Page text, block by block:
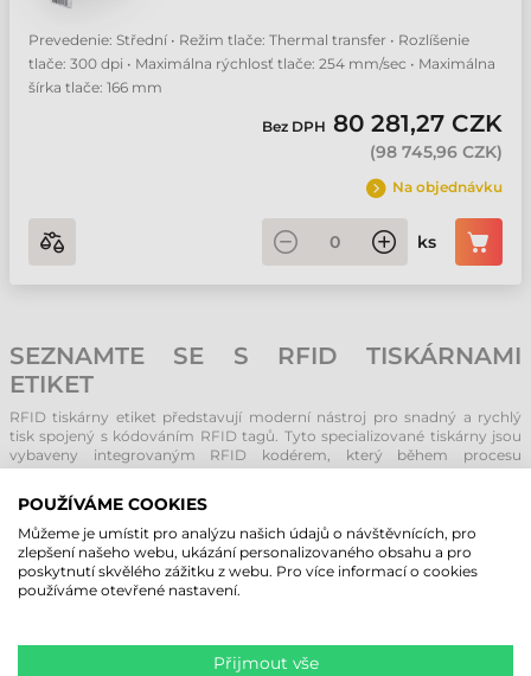
Prevedenie: Střední • Režim tlače: Thermal transfer • Rozlíšenie
tlače: 300 dpi • Maximálna rýchlosť tlače: 254 mm/sec • Maximálna
šírka tlače: 166 mm
Bez DPH 80 281,27 CZK
(98 745,96 CZK)
Na objednávku
ks
SEZNAMTE SE S RFID TISKÁRNAMI
ETIKET
RFID tiskárny etiket představují moderní nástroj pro snadný a rychlý
tisk spojený s kódováním RFID tagů. Tyto specializované tiskárny jsou
vybaveny integrovaným RFID kodérem, který během procesu
termotransferového tisku současně zapisuje data přímo do čipu
umístěného v RFID etiketě.
technologii zpřístupnilo širokému spektru společností. Dnes se s RFID
etikety běžně setkáváme například v prodejnách oděvů (např. Zara)
nebo ve velkých nákupních centrech. Použití RFID tagů u
samoobslužných pokladen umožňuje bleskové a bezchybné odbavení
logistice, kde radikálně urychlují procesy příjmu, výdeje a inventarizace
POUŽÍVÁME COOKIES
Můžeme je umístit pro analýzu našich údajů o návštěvnících, pro
zlepšení našeho webu, ukázání personalizovaného obsahu a pro
poskytnutí skvělého zážitku z webu. Pro více informací o cookies
používáme otevřené nastavení.
Přijmout vše